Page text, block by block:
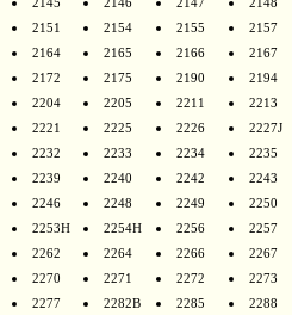
2151 2154 2155 2157
2164 2165 2166 2167
2172 2175 2190 2194
2204 2205 2211 2213
2221 2225 2226 2227J
2232 2233 2234 2235
2239 2240 2242 2243
2246 2248 2249 2250
2253H 2254H 2256 2257
2262 2264 2266 2267
2270 2271 2272 2273
2277 2282B 2285 2288